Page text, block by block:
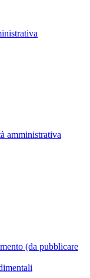
amministrativa
(da pubblicare